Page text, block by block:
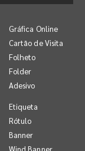
Gráfica Online
Cartão de Visita
Folheto
Folder
Adesivo
Etiqueta
Rótulo
Banner